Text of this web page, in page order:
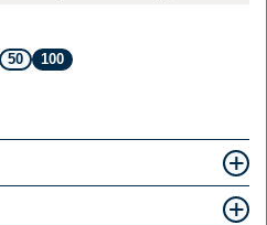
50 100